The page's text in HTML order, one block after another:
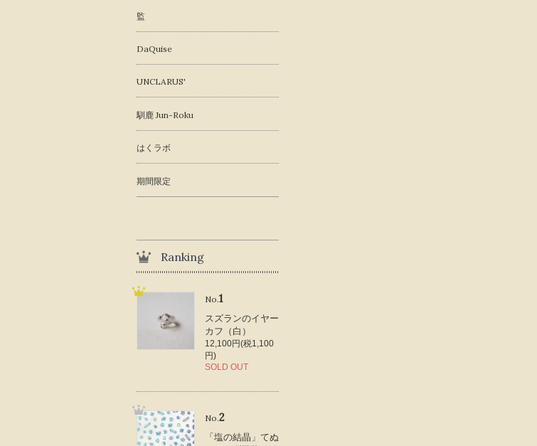
監
DaQuise
UNCLARUS'
馴鹿 Jun-Roku
はくラボ
期間限定
Ranking
No.1
スズランのイヤー
カフ（白）
12,100円(税1,100
円)
SOLD OUT
No.2
「塩の結晶」てぬ